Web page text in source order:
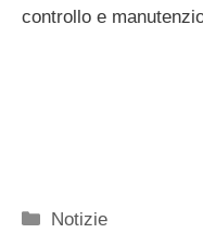
controllo e
Categorie
Notizie